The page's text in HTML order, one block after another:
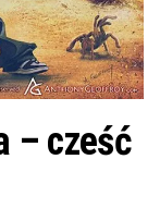
ę
– cześć